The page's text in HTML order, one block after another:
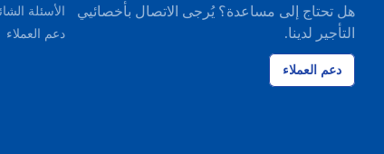
هل تحتاج إلى مساعدة؟ يُرجى الاتصال بأخصائيي
التأجير لدينا.
دعم العملاء
الأسئلة
دعم العملاء